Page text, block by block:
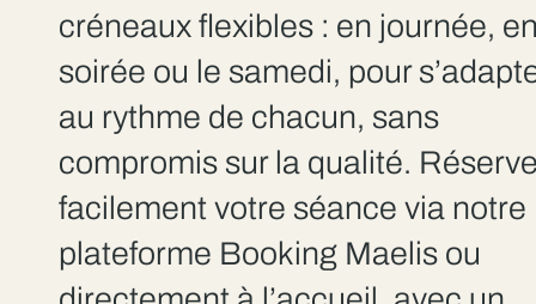
créneaux flexibles : en journée,
soirée ou le samedi, pour
au rythme de chacun, sans
compromis sur la qualité.
facilement votre séance via notre
plateforme Booking Maelis ou